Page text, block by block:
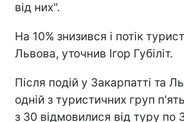
від них".
На 10% знизився і потік
Львова, уточнив Ігор Губіліт.
Після подій у Закарпатті та
одній з туристичних груп
з 30 відмовилися від туру по